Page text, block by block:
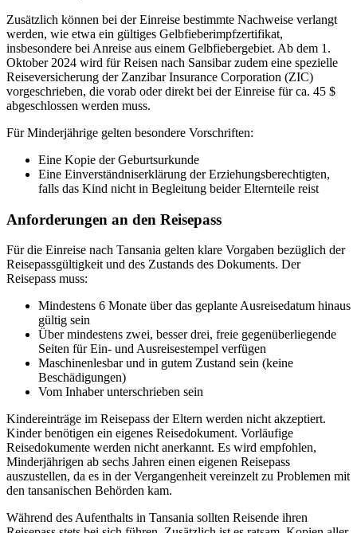
Zusätzlich können bei der Einreise bestimmte Nachweise verlangt
werden, wie etwa ein gültiges Gelbfieberimpfzertifikat,
insbesondere bei Anreise aus einem Gelbfiebergebiet. Ab dem 1.
Oktober 2024 wird für Reisen nach Sansibar zudem eine spezielle
Reiseversicherung der Zanzibar Insurance Corporation (ZIC)
vorgeschrieben, die vorab oder direkt bei der Einreise für ca. 45 $
abgeschlossen werden muss.
Für Minderjährige gelten besondere Vorschriften:
Eine Kopie der Geburtsurkunde
Eine Einverständniserklärung der Erziehungsberechtigten,
falls das Kind nicht in Begleitung beider Elternteile reist
Anforderungen an den Reisepass
Für die Einreise nach Tansania gelten klare Vorgaben bezüglich der
Reisepassgültigkeit und des Zustands des Dokuments. Der
Reisepass muss:
Mindestens 6 Monate über das geplante Ausreisedatum hinaus
gültig sein
Über mindestens zwei, besser drei, freie gegenüberliegende
Seiten für Ein- und Ausreisestempel verfügen
Maschinenlesbar und in gutem Zustand sein (keine
Beschädigungen)
Vom Inhaber unterschrieben sein
Kindereinträge im Reisepass der Eltern werden nicht akzeptiert.
Kinder benötigen ein eigenes Reisedokument. Vorläufige
Reisedokumente werden nicht anerkannt. Es wird empfohlen,
Minderjährigen ab sechs Jahren einen eigenen Reisepass
auszustellen, da es in der Vergangenheit vereinzelt zu Problemen mit
den tansanischen Behörden kam.
Während des Aufenthalts in Tansania sollten Reisende ihren